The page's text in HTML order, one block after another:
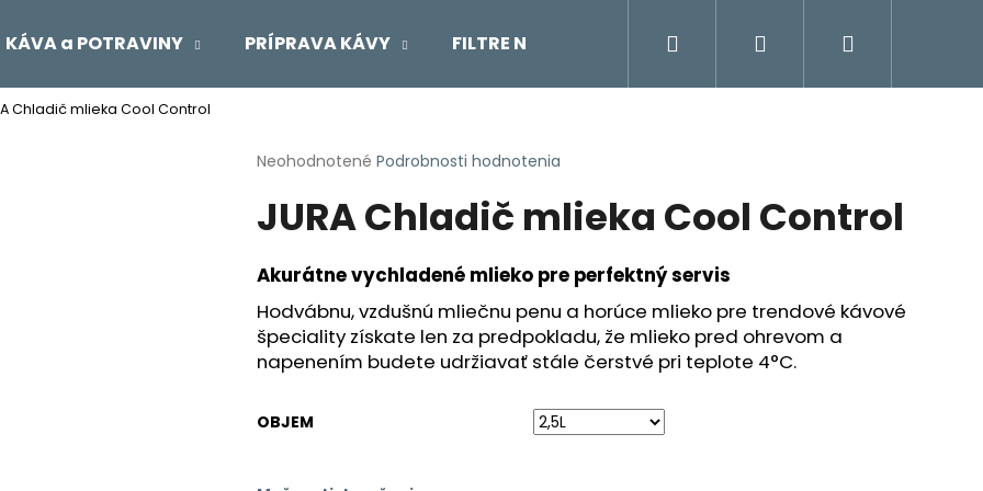
KÁVA a POTRAVINY PRÍPRAVA KÁVY FILTRE NA VODU ÚDRŽBA KÁVOVARU
Hľadať Prihlásenie
Chladič mlieka Cool Control
Priemerné
produktu
je
z
5
hviezdičiek.
Neohodnotené Podrobnosti hodnotenia
JURA Chladič mlieka Cool Control
Akurátne vychladené mlieko pre perfektný servis
Hodvábnu, vzdušnú mliečnu penu a horúce mlieko pre trendové kávové
špeciality získate len za predpokladu, že mlieko pred ohrevom a
napenením budete udržiavať stále čerstvé pri teplote 4°C.
OBJEM
Čo potrebujete nájsť?
HĽADAŤ